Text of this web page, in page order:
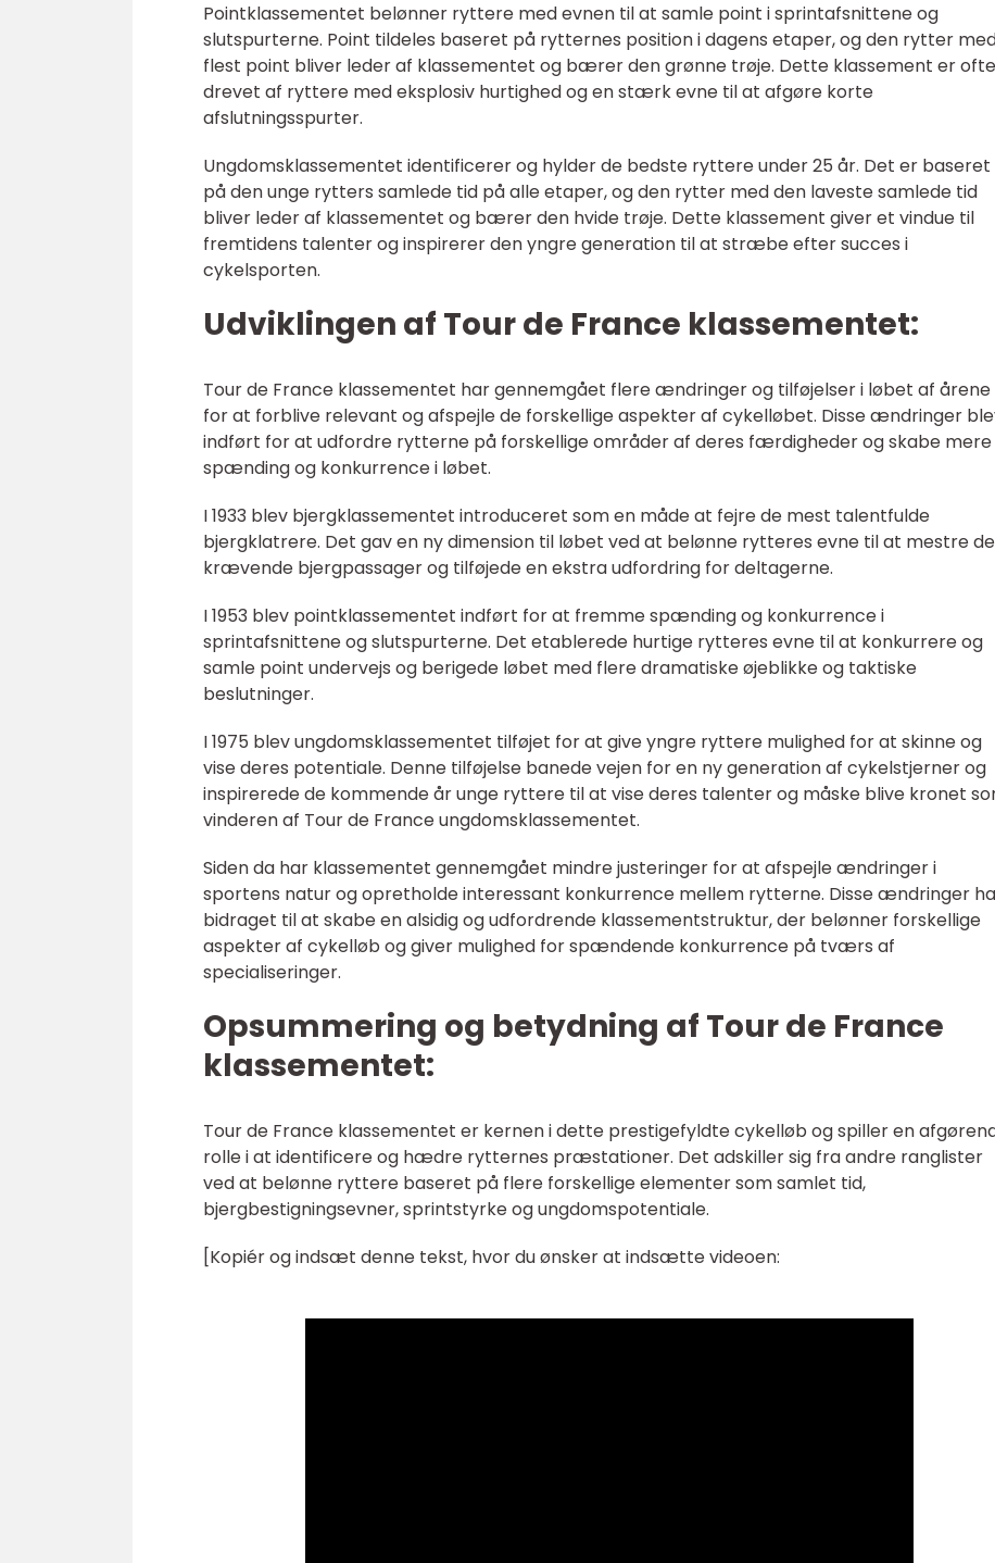
Pointklassementet belønner ryttere med evnen til at samle point i sprintafsnittene og
slutspurterne. Point tildeles baseret på rytternes position i dagens etaper, og den rytter
flest point bliver leder af klassementet og bærer den grønne trøje. Dette klassement er ofte
drevet af ryttere med eksplosiv hurtighed og en stærk evne til at afgøre korte
afslutningsspurter.
Ungdomsklassementet identificerer og hylder de bedste ryttere under 25 år. Det er baseret
på den unge rytters samlede tid på alle etaper, og den rytter med den laveste samlede tid
bliver leder af klassementet og bærer den hvide trøje. Dette klassement giver et vindue til
fremtidens talenter og inspirerer den yngre generation til at stræbe efter succes i
cykelsporten.
Udviklingen af Tour de France klassementet:
Tour de France klassementet har gennemgået flere ændringer og tilføjelser i løbet af årene
for at forblive relevant og afspejle de forskellige aspekter af cykelløbet. Disse ændringer
indført for at udfordre rytterne på forskellige områder af deres færdigheder og skabe mere
spænding og konkurrence i løbet.
I 1933 blev bjergklassementet introduceret som en måde at fejre de mest talentfulde
bjergklatrere. Det gav en ny dimension til løbet ved at belønne rytteres evne til at mestre de
krævende bjergpassager og tilføjede en ekstra udfordring for deltagerne.
I 1953 blev pointklassementet indført for at fremme spænding og konkurrence i
sprintafsnittene og slutspurterne. Det etablerede hurtige rytteres evne til at konkurrere og
samle point undervejs og berigede løbet med flere dramatiske øjeblikke og taktiske
beslutninger.
I 1975 blev ungdomsklassementet tilføjet for at give yngre ryttere mulighed for at skinne og
vise deres potentiale. Denne tilføjelse banede vejen for en ny generation af cykelstjerner og
inspirerede de kommende år unge ryttere til at vise deres talenter og måske blive kronet
vinderen af Tour de France ungdomsklassementet.
Siden da har klassementet gennemgået mindre justeringer for at afspejle ændringer i
sportens natur og opretholde interessant konkurrence mellem rytterne. Disse ændringer
bidraget til at skabe en alsidig og udfordrende klassementstruktur, der belønner forskellige
aspekter af cykelløb og giver mulighed for spændende konkurrence på tværs af
specialiseringer.
Opsummering og betydning af Tour de France
klassementet:
Tour de France klassementet er kernen i dette prestigefyldte cykelløb og spiller en
rolle i at identificere og hædre rytternes præstationer. Det adskiller sig fra andre ranglister
ved at belønne ryttere baseret på flere forskellige elementer som samlet tid,
bjergbestigningsevner, sprintstyrke og ungdomspotentiale.
[Kopiér og indsæt denne tekst, hvor du ønsker at indsætte videoen: